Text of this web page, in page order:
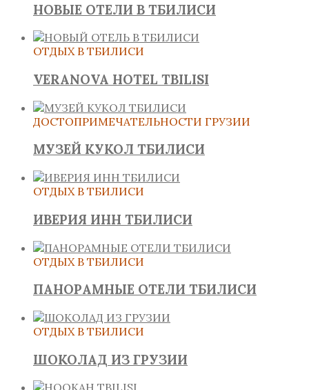
НОВЫЕ ОТЕЛИ В ТБИЛИСИ
ОТДЫХ В ТБИЛИСИ
VERANOVA HOTEL TBILISI
ДОСТОПРИМЕЧАТЕЛЬНОСТИ ГРУЗИИ
МУЗЕЙ КУКОЛ ТБИЛИСИ
ОТДЫХ В ТБИЛИСИ
ИВЕРИЯ ИНН ТБИЛИСИ
ОТДЫХ В ТБИЛИСИ
ПАНОРАМНЫЕ ОТЕЛИ ТБИЛИСИ
ОТДЫХ В ТБИЛИСИ
ШОКОЛАД ИЗ ГРУЗИИ